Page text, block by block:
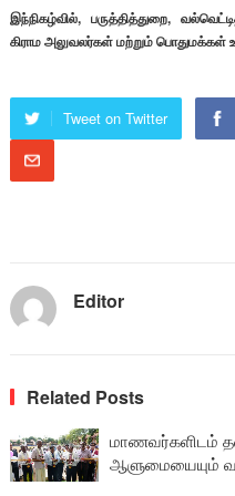
இந்நிகழ்வில், பருத்தித்துறை,
கிராம அலுவலர்கள் மற்றும்
Tweet on Twitter
Editor
Related Posts
மாணவர்களிடம்
ஆளுமையையும்